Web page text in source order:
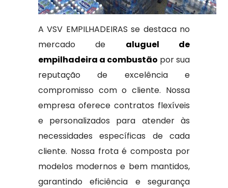
A VSV EMPILHADEIRAS se destaca no
mercado de aluguel de
empilhadeira a combustão por sua
reputação de excelência e
compromisso com o cliente. Nossa
empresa oferece contratos flexíveis
e personalizados para atender às
necessidades específicas de cada
cliente. Nossa frota é composta por
modelos modernos e bem mantidos,
garantindo eficiência e segurança